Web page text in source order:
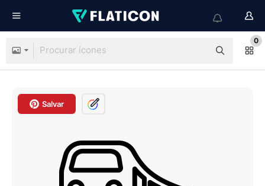
0
Salvar